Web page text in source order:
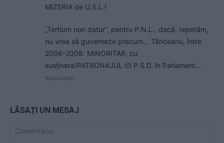
MIZERIA de U.S.L.!
„Tertium non datur”, pentru P.N.L., dacă, repetăm,
nu vrea să guverneze precum… Tăriceanu, între
2006-2008: MINORITAR, cu
susținera/PATRONAJUL (!) P.S.D. în Parlament…
Răspundeți
LĂSAȚI UN MESAJ